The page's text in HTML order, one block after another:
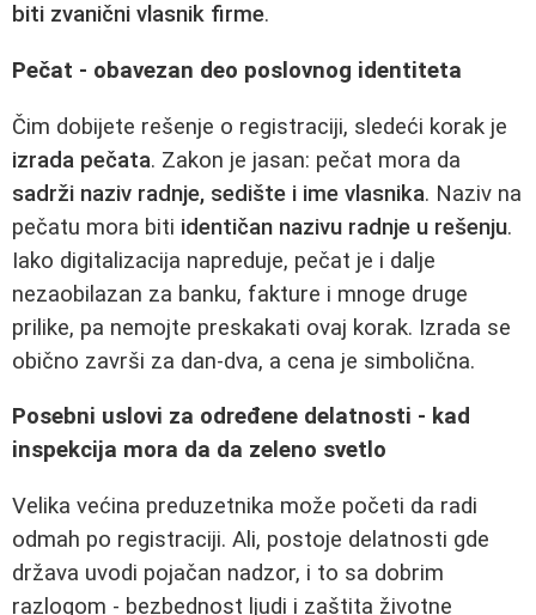
biti zvanični vlasnik firme.
Pečat - obavezan deo poslovnog identiteta
Čim dobijete rešenje o registraciji, sledeći korak je
izrada pečata. Zakon je jasan: pečat mora da
sadrži naziv radnje, sedište i ime vlasnika. Naziv na
pečatu mora biti identičan nazivu radnje u rešenju.
Iako digitalizacija napreduje, pečat je i dalje
nezaobilazan za banku, fakture i mnoge druge
prilike, pa nemojte preskakati ovaj korak. Izrada se
obično završi za dan‑dva, a cena je simbolična.
Posebni uslovi za određene delatnosti - kad
inspekcija mora da da zeleno svetlo
Velika većina preduzetnika može početi da radi
odmah po registraciji. Ali, postoje delatnosti gde
država uvodi pojačan nadzor, i to sa dobrim
razlogom - bezbednost ljudi i zaštita životne